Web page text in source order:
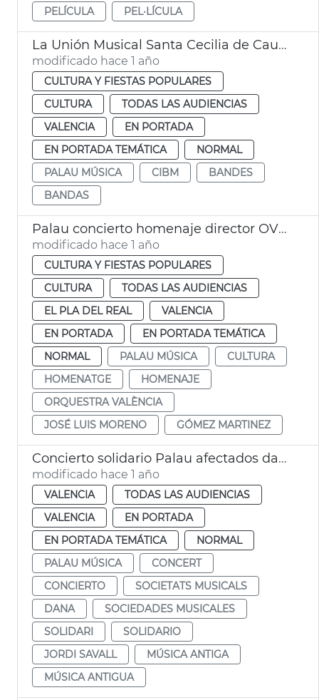
PELÍCULA PEL·LÍCULA
La Unión Musical Santa Cecilia de Caudete, ganadora sección segunda Certamen Internacional Bandas Ciudad de València
modificado hace 1 año
CULTURA Y FIESTAS POPULARES
CULTURA
TODAS LAS AUDIENCIAS
VALENCIA
EN PORTADA
EN PORTADA TEMÁTICA
NORMAL
PALAU MÚSICA
CIBM
BANDES
BANDAS
Palau concierto homenaje director OV Gómez-Martínez
modificado hace 1 año
CULTURA Y FIESTAS POPULARES
CULTURA
TODAS LAS AUDIENCIAS
EL PLA DEL REAL
VALENCIA
EN PORTADA
EN PORTADA TEMÁTICA
NORMAL
PALAU MÚSICA
CULTURA
HOMENATGE
HOMENAJE
ORQUESTRA VALÈNCIA
JOSÉ LUIS MORENO
GÓMEZ MARTINEZ
Concierto solidario Palau afectados dana y sociedades musicales
modificado hace 1 año
VALENCIA
TODAS LAS AUDIENCIAS
VALENCIA
EN PORTADA
EN PORTADA TEMÁTICA
NORMAL
PALAU MÚSICA
CONCERT
CONCIERTO
SOCIETATS MUSICALS
DANA
SOCIEDADES MUSICALES
SOLIDARI
SOLIDARIO
JORDI SAVALL
MÚSICA ANTIGA
MÚSICA ANTIGUA